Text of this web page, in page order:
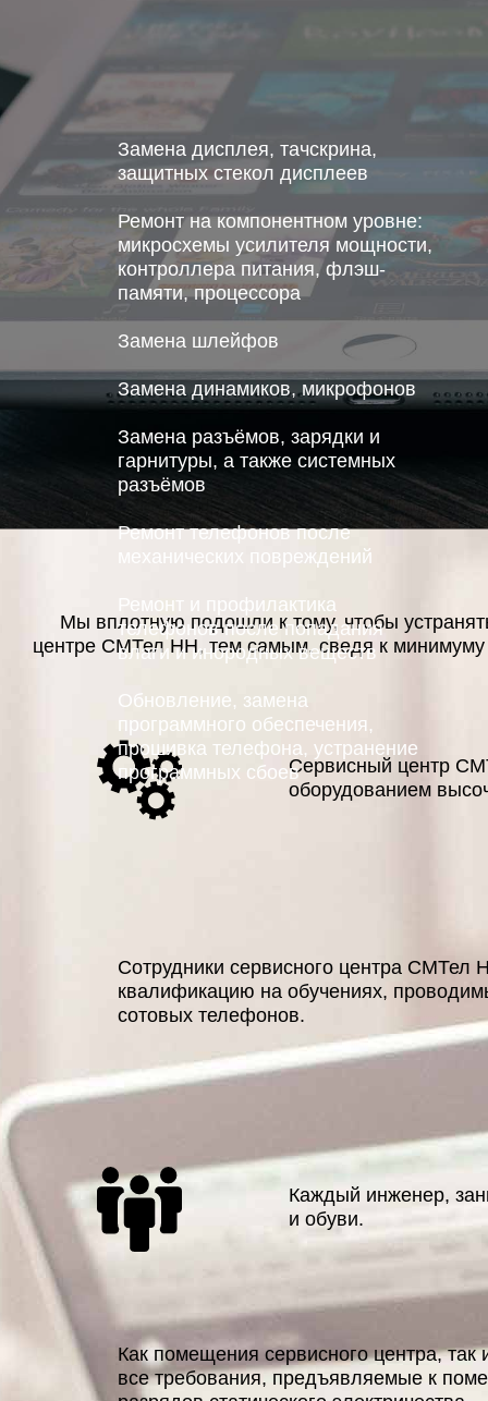
Мы вплотную подошли к тому, чтобы
центре СМТел НН, тем самым, сведя к минимуму
Сервисный центр
оборудованием
Сотрудники сервисного центра
квалификацию на обучениях,
сотовых телефонов.
Каждый инженер,
и обуви.
Как помещения сервисного центра,
все требования, предъявляемые к
Замена дисплея, тачскрина,
защитных стекол дисплеев
Ремонт на компонентном уровне:
микросхемы усилителя мощности,
контроллера питания, флэш-
памяти, процессора
Замена шлейфов
Замена динамиков, микрофонов
Замена разъёмов, зарядки и
гарнитуры, а также системных
разъёмов
Ремонт телефонов после
механических повреждений
Ремонт и профилактика
телефонов после попадания
влаги и инородных веществ
Обновление, замена
программного обеспечения,
прошивка телефона, устранение
программных сбоев